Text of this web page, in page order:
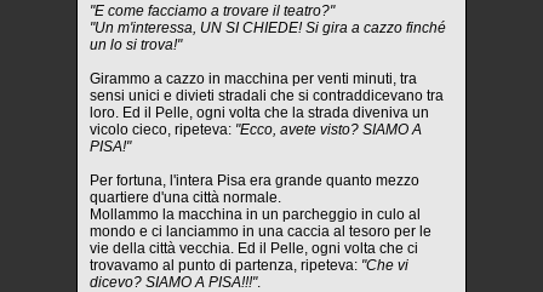
"E come facciamo a trovare il teatro?"
"Un m'interessa, UN SI CHIEDE! Si gira a cazzo finché
un lo si trova!"
Girammo a cazzo in macchina per venti minuti, tra
sensi unici e divieti stradali che si contraddicevano tra
loro. Ed il Pelle, ogni volta che la strada diveniva un
vicolo cieco, ripeteva: "Ecco, avete visto? SIAMO A
PISA!"
Per fortuna, l'intera Pisa era grande quanto mezzo
quartiere d'una città normale.
Mollammo la macchina in un parcheggio in culo al
mondo e ci lanciammo in una caccia al tesoro per le
vie della città vecchia. Ed il Pelle, ogni volta che ci
trovavamo al punto di partenza, ripeteva: "Che vi
dicevo? SIAMO A PISA!!!".